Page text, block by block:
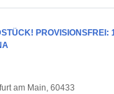
PROVISIONSFREI:
am Main, 60433